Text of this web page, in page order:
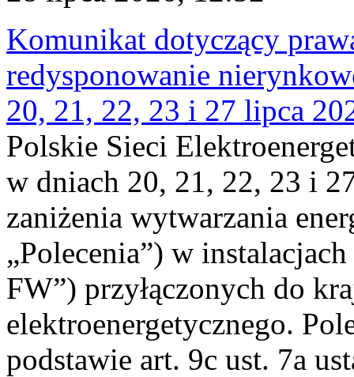
Komunikat dotyczący
redysponowanie
20, 21, 22, 23 i 27 lipca
Polskie Sieci
w dniach 20, 21, 22, 23 i
zaniżenia wytwarzania
„Polecenia”) w
FW”) przyłączonych do
elektroenergetycznego.
podstawie art. 9c ust. 7a